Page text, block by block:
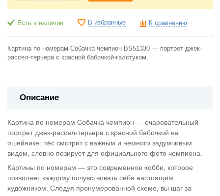
Есть в наличии В избранные К сравнению
Картина по номерам Собачка чемпион BS51330 — портрет джек-
рассел-терьера с красной бабочкой-галстуком.
Описание
Картина по номерам Собачка чемпион — очаровательный
портрет джек-рассел-терьера с красной бабочкой на
ошейнике: пёс смотрит с важным и немного задумчивым
видом, словно позирует для официального фото чемпиона.
Картины по номерам — это современное хобби, которое
позволяет каждому почувствовать себя настоящим
художником. Следуя пронумерованной схеме, вы шаг за